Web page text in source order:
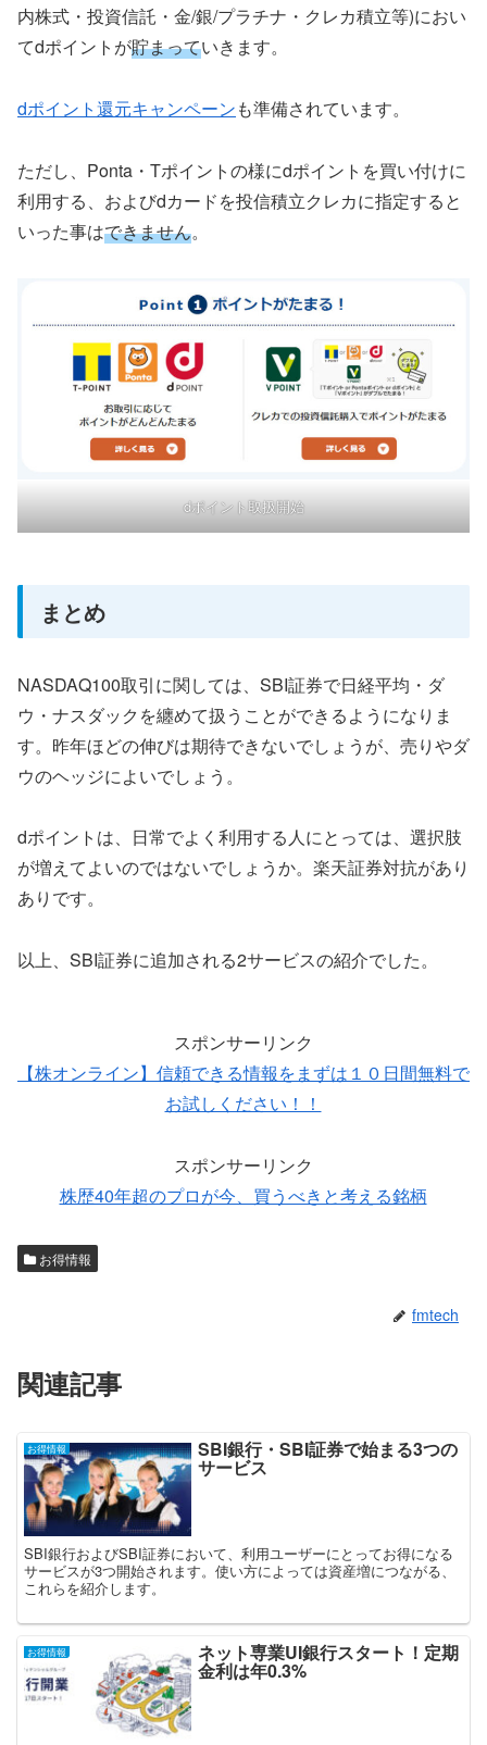
内株式・投資信託・金/銀/プラチナ・クレカ積立等)におい
てdポイントが貯まっていきます。
dポイント還元キャンペーンも準備されています。
ただし、Ponta・Tポイントの様にdポイントを買い付けに
利用する、およびdカードを投信積立クレカに指定すると
いった事はできません。
dポイント取扱開始
まとめ
NASDAQ100取引に関しては、SBI証券で日経平均・ダ
ウ・ナスダックを纏めて扱うことができるようになりま
す。昨年ほどの伸びは期待できないでしょうが、売りやダ
ウのヘッジによいでしょう。
dポイントは、日常でよく利用する人にとっては、選択肢
が増えてよいのではないでしょうか。楽天証券対抗があり
ありです。
以上、SBI証券に追加される2サービスの紹介でした。
スポンサーリンク
【株オンライン】信頼できる情報をまずは１０日間無料で
お試しください！！
スポンサーリンク
株歴40年超のプロが今、買うべきと考える銘柄
お得情報
fmtech
関連記事
お得情報 SBI銀行・SBI証券で始まる3つの
サービス
SBI銀行およびSBI証券において、利用ユーザーにとってお得になる
サービスが3つ開始されます。使い方によっては資産増につながる、
これらを紹介します。
お得情報 ネット専業UI銀行スタート！定期
金利は年0.3%